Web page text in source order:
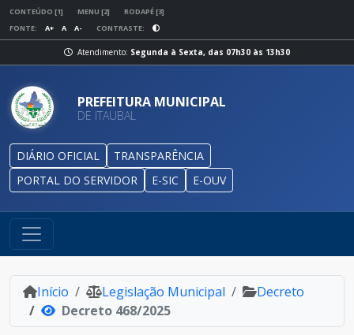
CONTEÚDO [1] MENU [2]
RODAPÉ [3]
FONTE:
A+ A A- CONTRASTE:
Atendimento: Segunda à Sexta, das 07h30 às 13h30
PREFEITURA MUNICIPAL
DE ITAUBAL
DIÁRIO OFICIAL
TRANSPARÊNCIA
PORTAL DO SERVIDOR
E-SIC E-OUV
Início Legislação Municipal
Decreto
Decreto 468/2025